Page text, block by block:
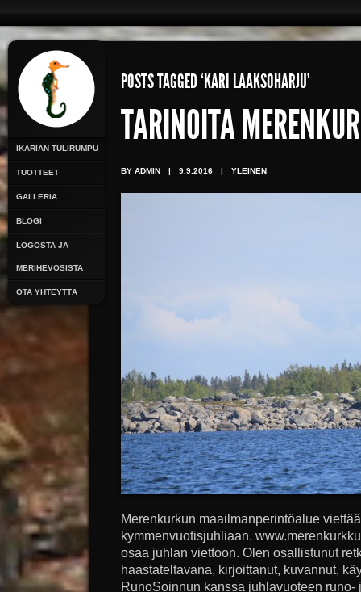
IKARIAN TULIRUMPU
TUOTTEET
GALLERIA
BLOGI
LOGOSTA JA
MERIHEVOSISTA
OTA YHTEYTTÄ
POSTS TAGGED ‘KARI LAAKSOHARJU’
TARINOITA
BY ADMIN | 9.9.2016 | YLEINEN
Merenkurkun maailmanperintöalue
kymmenvuotisjuhliaan.
osaa juhlan viettoon. Olen osallistunut
haastateltavana, kirjoittanut, kuvannut,
RunoSoinnun kanssa juhlavuoteen